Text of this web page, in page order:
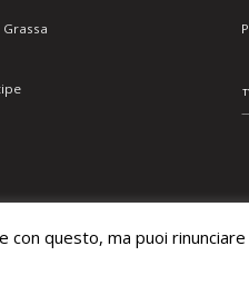
questo, ma puoi